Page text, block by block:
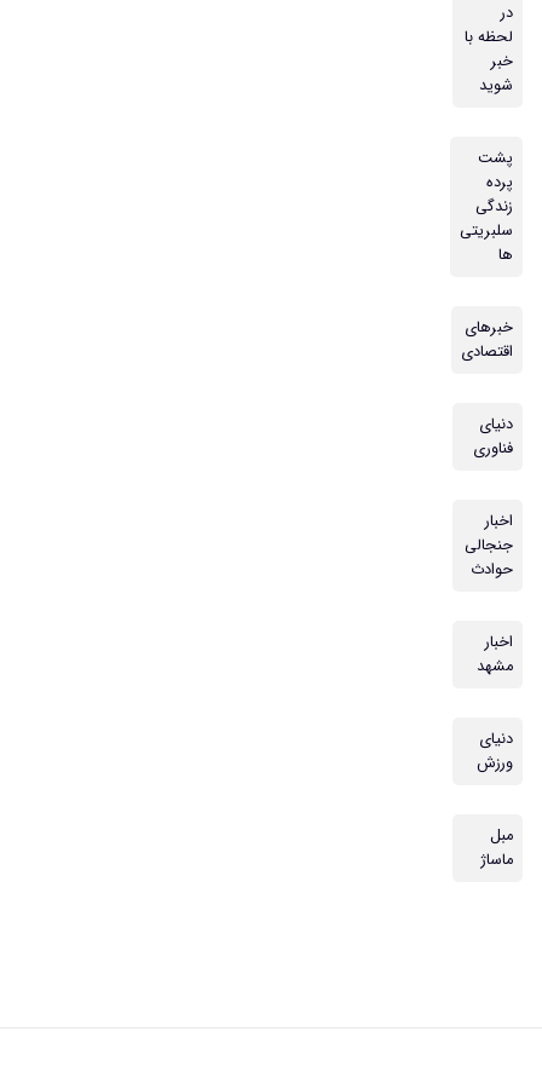
در
لحظه با
خبر
شوید
پشت
پرده
زندگی
سلبریتی
ها
خبرهای
اقتصادی
دنیای
فناوری
اخبار
جنجالی
حوادث
اخبار
مشهد
دنیای
ورزش
مبل
ماساژ